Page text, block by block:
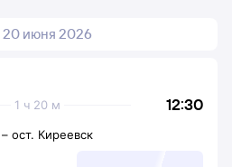
20 июня 2026
12:30
1 ч 20 м
– ост. Киреевск